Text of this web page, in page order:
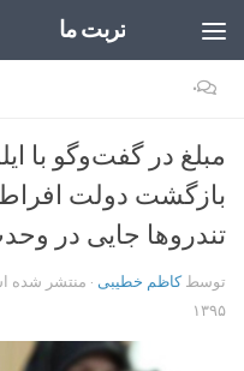
تربت ما
۰
مبلغ در گفت‌وگو با
بازگشت دولت
تندروها جایی در
توسطکاظم خطیبی · منتشر شده
۱۳۹۵